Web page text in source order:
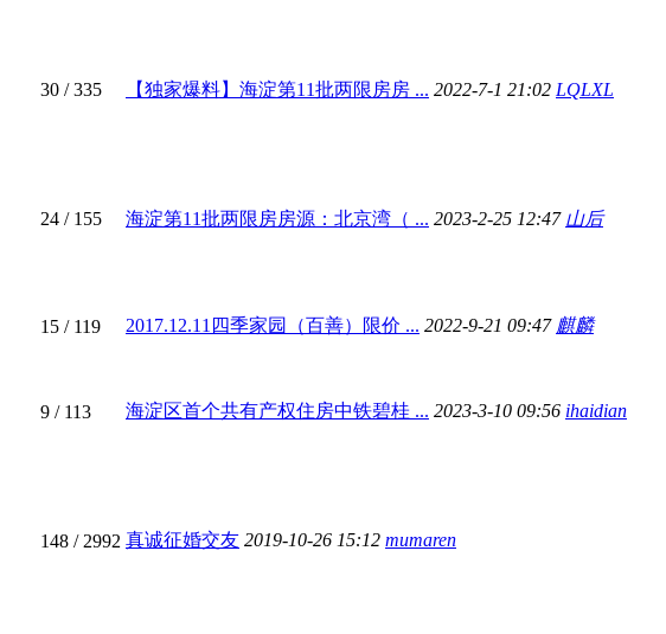
30 / 335 【独家爆料】海淀第11批两限房房 ... 2022-7-1 21:02 LQLXL
24 / 155 海淀第11批两限房房源：北京湾（ ... 2023-2-25 12:47 山后
15 / 119 2017.12.11四季家园（百善）限价 ... 2022-9-21 09:47 麒麟
9 / 113 海淀区首个共有产权住房中铁碧桂 ... 2023-3-10 09:56 ihaidian
148 / 2992 真诚征婚交友 2019-10-26 15:12 mumaren